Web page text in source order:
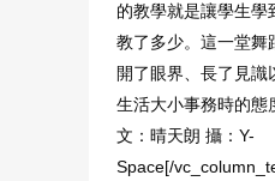
的教學就是讓學生學
教了多少。這一堂舞
開了眼界、長了見識
生活大小事務時的態
文：晴天朗 攝：Y-
Space[/